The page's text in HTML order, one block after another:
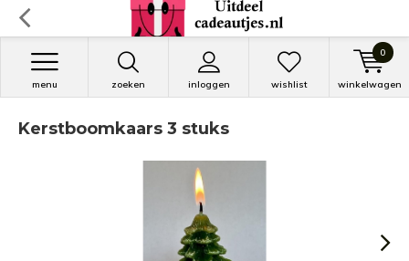
zoeken inloggen
menu wishlist winkelwagen
0
Kerstboomkaars 3 stuks